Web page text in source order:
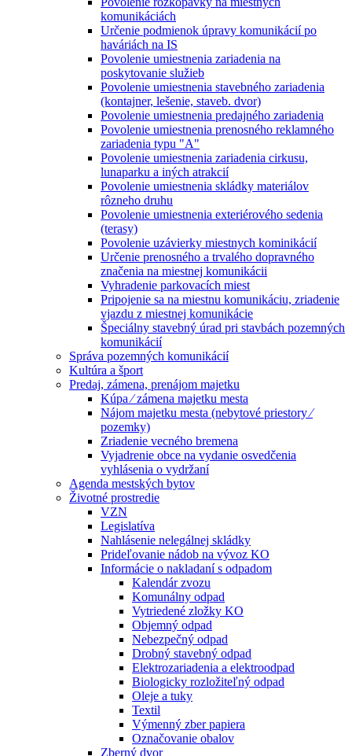
komunikáciách
Určenie podmienok úpravy komunikácií po
haváriách na IS
Povolenie umiestnenia zariadenia na
poskytovanie služieb
Povolenie umiestnenia stavebného zariadenia
(kontajner, lešenie, staveb. dvor)
Povolenie umiestnenia predajného zariadenia
Povolenie umiestnenia prenosného reklamného
zariadenia typu "A"
Povolenie umiestnenia zariadenia cirkusu,
lunaparku a iných atrakcií
Povolenie umiestnenia skládky materiálov
rôzneho druhu
Povolenie umiestnenia exteriérového sedenia
(terasy)
Povolenie uzávierky miestnych kominikácií
Určenie prenosného a trvalého dopravného
značenia na miestnej komunikácii
Vyhradenie parkovacích miest
Pripojenie sa na miestnu komunikáciu, zriadenie
vjazdu z miestnej komunikácie
Špeciálny stavebný úrad pri stavbách pozemných
komunikácií
Správa pozemných komunikácií
Kultúra a šport
Predaj, zámena, prenájom majetku
Kúpa ⁄ zámena majetku mesta
Nájom majetku mesta (nebytové priestory ⁄
pozemky)
Zriadenie vecného bremena
Vyjadrenie obce na vydanie osvedčenia
vyhlásenia o vydržaní
Agenda mestských bytov
Životné prostredie
VZN
Legislatíva
Nahlásenie nelegálnej skládky
Prideľovanie nádob na vývoz KO
Informácie o nakladaní s odpadom
Kalendár zvozu
Komunálny odpad
Vytriedené zložky KO
Objemný odpad
Nebezpečný odpad
Drobný stavebný odpad
Elektrozariadenia a elektroodpad
Biologicky rozložiteľný odpad
Oleje a tuky
Textil
Výmenný zber papiera
Označovanie obalov
Zberný dvor